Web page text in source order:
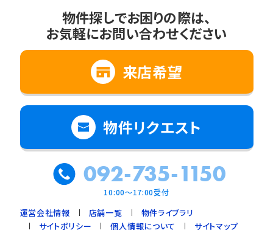
物件探しでお困りの際は、
お気軽にお問い合わせください
来店希望
物件リクエスト
092-735-1150
10:00～17:00受付
運営会社情報 店舗一覧
物件ライブラリ
サイトポリシー
個人情報について サイトマップ